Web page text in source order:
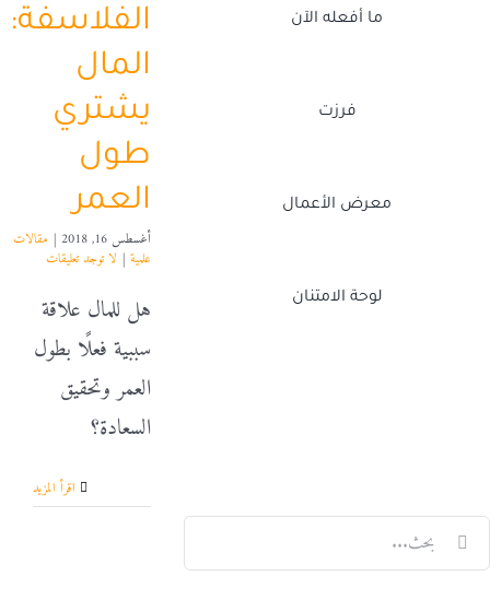
ما أفعله الآن
فرزت
معرض الأعمال
لوحة الامتنان
البحث
عن:
الفلاسفة:
المال
يشتري
طول
العمر
أغسطس 16, 2018 | مقالات
علمية | لا توجد تعليقات
هل للمال علاقة
سببية فعلًا بطول
العمر وتحقيق
السعادة؟